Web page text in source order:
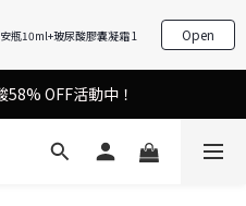
瓶10ml+玻尿酸膠囊凝霜 1
Open
🌸護膚效果UP！
🌸護膚效果UP！
OFF活動中！
現美白光透肌✨